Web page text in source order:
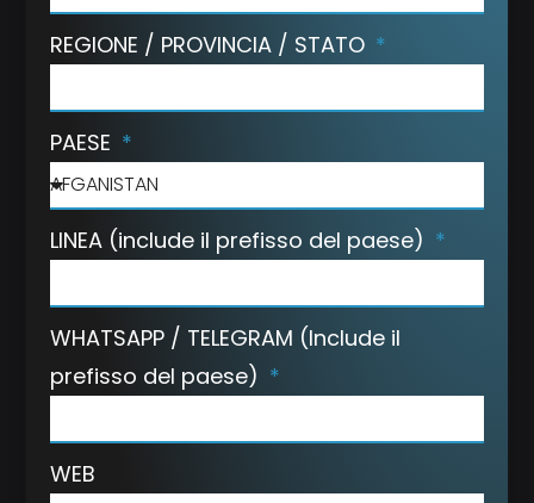
REGIONE / PROVINCIA / STATO
PAESE
LINEA (include il prefisso del paese)
WHATSAPP / TELEGRAM (Include il
prefisso del paese)
WEB